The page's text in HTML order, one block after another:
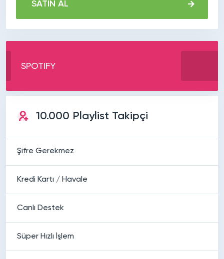
SATIN AL
SPOTIFY
10.000 Playlist Takipçi
Şifre Gerekmez
Kredi Kartı / Havale
Canlı Destek
Süper Hızlı İşlem